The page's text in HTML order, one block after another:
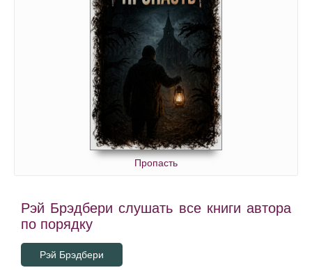
Пропасть
Рэй Брэдбери слушать все книги автора
по порядку
Рэй Брэдбери